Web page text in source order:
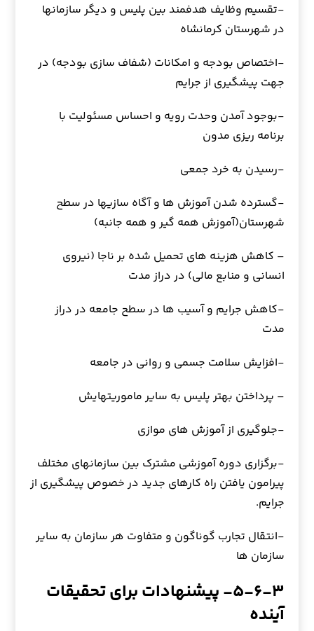
-تقسیم وظایف هدفمند بین پلیس و دیگر سازمانها
در شهرستان کرمانشاه
-اختصاص بودجه و امکانات (شفاف سازی بودجه) در
جهت پیشگیری از جرایم
-بوجود آمدن وحدت رویه و احساس مسئولیت با
برنامه ریزی مدون
-رسیدن به خرد جمعی
-گسترده شدن آموزش ها و آگاه سازیها در سطح
شهرستان(آموزش همه گیر و همه جانبه)
– کاهش هزینه های تحمیل شده بر ناجا (نیروی
انسانی و منابع مالی) در دراز مدت
-کاهش جرایم و آسیب ها در سطح جامعه در دراز
مدت
-افزایش سلامت جسمی و روانی در جامعه
– پرداختن بهتر پلیس به سایر ماموریتهایش
-جلوگیری از آموزش های موازی
-برگزاری دوره آموزشی مشترک بین سازمانهای مختلف
پیرامون یافتن راه کارهای جدید در خصوص پیشگیری از
جرایم.
-انتقال تجارب گوناگون و متفاوت هر سازمان به سایر
سازمان ها
۵-۶-۳- پیشنهادات برای تحقیقات
آینده